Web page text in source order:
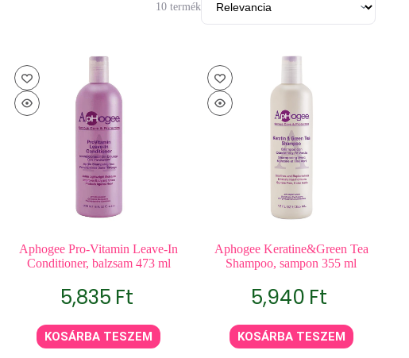
10 termék
Aphogee Pro-Vitamin Leave-In
Conditioner, balzsam 473 ml
5,835 Ft
KOSÁRBA TESZEM
Aphogee Keratine&Green Tea
Shampoo, sampon 355 ml
5,940 Ft
KOSÁRBA TESZEM